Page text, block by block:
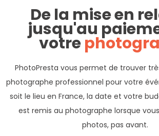
De la mise en
jusqu'au
votre
PhotoPresta vous permet de trouver
photographe professionnel pour votre
soit le lieu en France, la date et votre
est remis au photographe lorsque
photos, pas avant.